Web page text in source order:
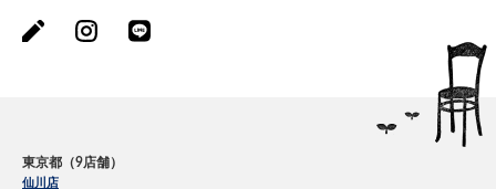
東京都（9店舗）
仙川店